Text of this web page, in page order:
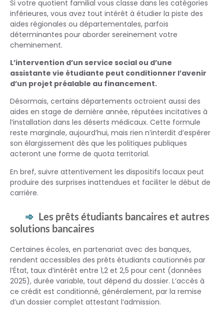
Si votre quotient familial vous classe dans les catégories
inférieures, vous avez tout intérêt à étudier la piste des
aides régionales ou départementales, parfois
déterminantes pour aborder sereinement votre
cheminement.
L’intervention d’un service social ou d’une
assistante vie étudiante peut conditionner l’avenir
d’un projet préalable au financement.
Désormais, certains départements octroient aussi des
aides en stage de dernière année, réputées incitatives à
l’installation dans les déserts médicaux. Cette formule
reste marginale, aujourd’hui, mais rien n’interdit d’espérer
son élargissement dès que les politiques publiques
acteront une forme de quota territorial.
En bref, suivre attentivement les dispositifs locaux peut
produire des surprises inattendues et faciliter le début de
carrière.
Les prêts étudiants bancaires et autres
solutions bancaires
Certaines écoles, en partenariat avec des banques,
rendent accessibles des prêts étudiants cautionnés par
l’État, taux d’intérêt entre 1,2 et 2,5 pour cent (données
2025), durée variable, tout dépend du dossier. L’accès à
ce crédit est conditionné, généralement, par la remise
d’un dossier complet attestant l’admission.